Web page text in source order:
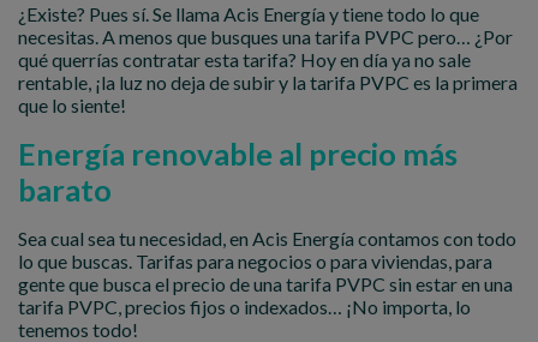
¿Existe? Pues sí. Se llama Acis Energía y tiene todo lo que
necesitas. A menos que busques una tarifa PVPC pero… ¿Por
qué querrías contratar esta tarifa? Hoy en día ya no sale
rentable, ¡la luz no deja de subir y la tarifa PVPC es la primera
que lo siente!
Energía renovable al precio más
barato
Sea cual sea tu necesidad, en Acis Energía contamos con todo
lo que buscas. Tarifas para negocios o para viviendas, para
gente que busca el precio de una tarifa PVPC sin estar en una
tarifa PVPC, precios fijos o indexados… ¡No importa, lo
tenemos todo!